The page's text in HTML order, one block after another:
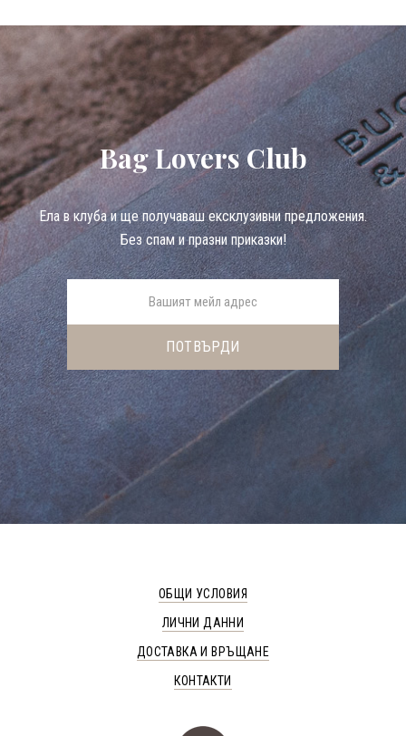
Bag Lovers Club
Eла в клуба и ще получаваш ексклузивни предложения.
Без спам и празни приказки!
ОБЩИ УСЛОВИЯ
ЛИЧНИ ДАННИ
ДОСТАВКА И ВРЪЩАНЕ
КОНТАКТИ